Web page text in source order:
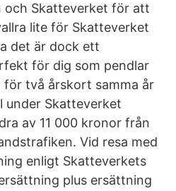
och Skatteverket för att
lite för Skatteverket
det är dock ett
för dig som pendlar
två årskort samma år
under Skatteverket
av 11 000 kronor från
Vid resa med
enligt Skatteverkets
plus ersättning